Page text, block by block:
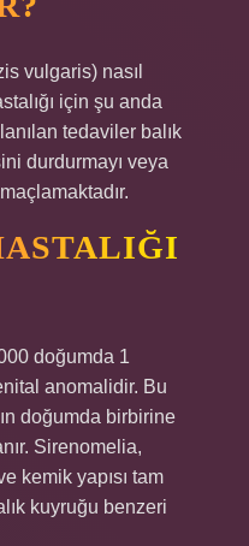
vulgaris) nasıl
için şu anda
tedaviler balık
durdurmayı veya
doğumda 1
anomalidir. Bu
doğumda birbirine
Sirenomelia,
kemik yapısı tam
kuyruğu benzeri